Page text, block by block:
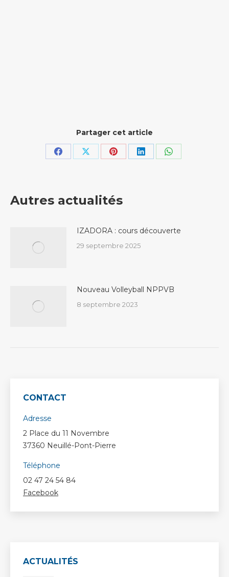
Partager cet article
PartagerPartagerPartagerPartagerPartager
Autres actualités
IZADORA : cours découverte
29 septembre 2025
Nouveau Volleyball NPPVB
8 septembre 2023
CONTACT
Adresse
2 Place du 11 Novembre
37360 Neuillé-Pont-Pierre
Téléphone
02 47 24 54 84
Facebook
ACTUALITÉS